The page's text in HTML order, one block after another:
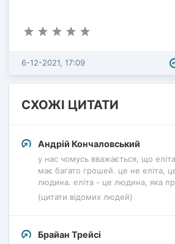
6-12-2021, 17:09
СХОЖІ ЦИТАТИ
Андрій Кончаловський
у нас чомусь вважається, що
має багато грошей. це не еліта,
людина. еліта - це людина, яка
(цитати відомих людей)
Брайан Трейсі